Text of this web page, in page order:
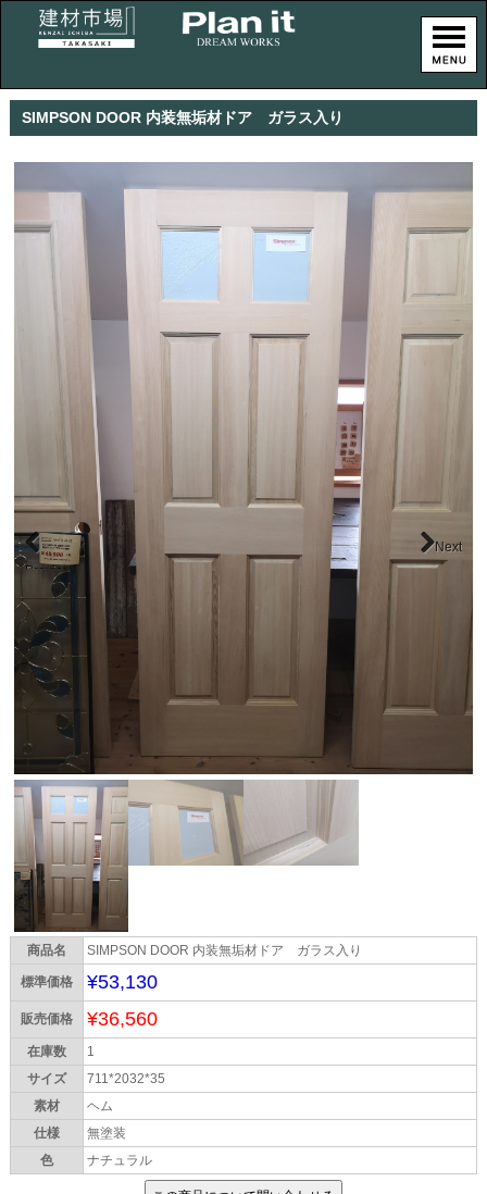
SIMPSON DOOR 内装無垢材ドア ガラス入り
Previous
Next
商品名 SIMPSON DOOR 内装無垢材ドア ガラス入り
標準価格 ¥53,130
販売価格 ¥36,560
在庫数
1
サイズ
711*2032*35
素材
ヘム
仕様
無塗装
色
ナチュラル